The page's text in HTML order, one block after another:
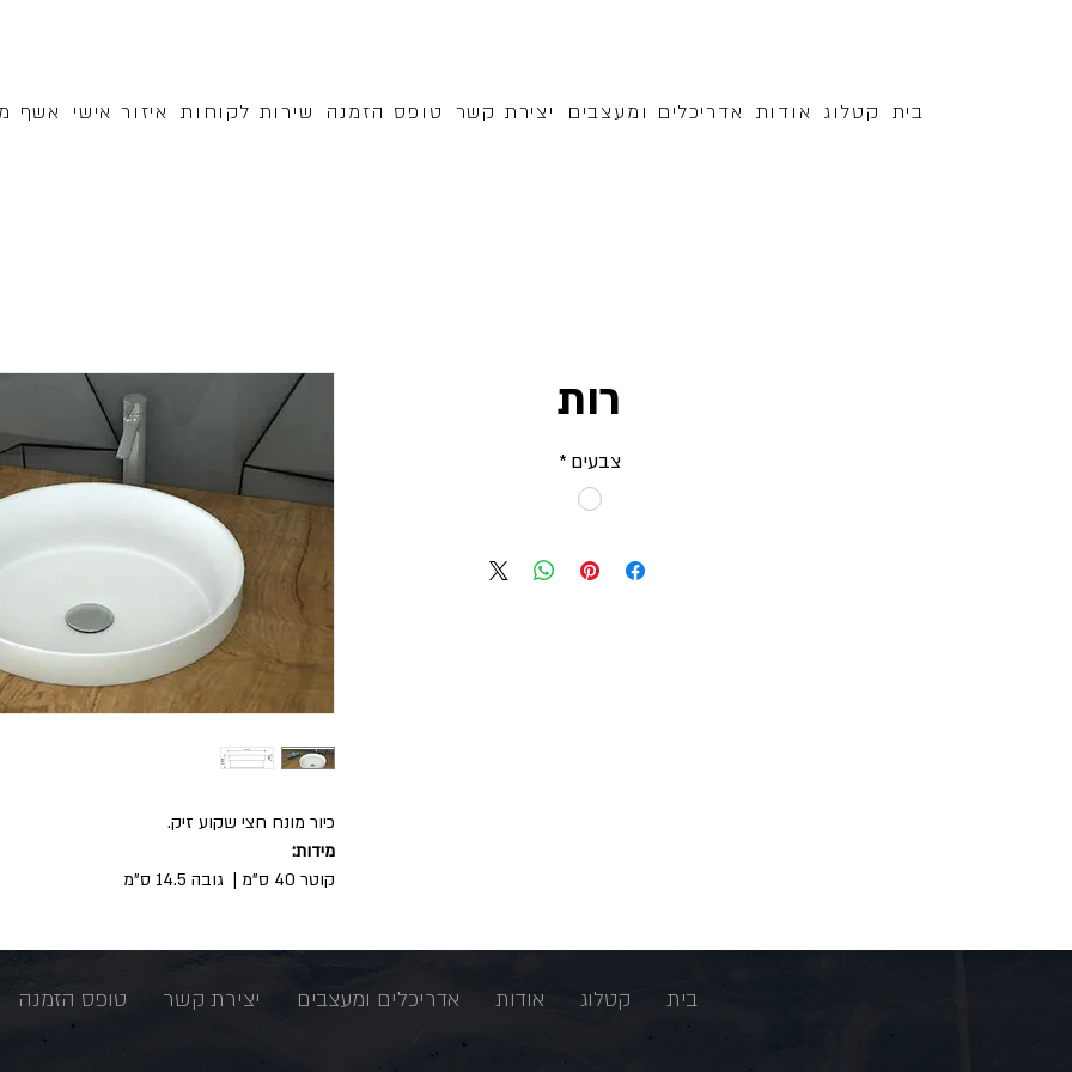
בית קטלוג אודות אדריכלים ומעצבים יצירת קשר טופס הזמנה שירות לקוחות איזור אישי אשף
כיור מונח חצי שקוע זיק.
מידות:
קוטר 40 ס"מ | גובה 14.5 ס"מ
רות
צבעים *
בית קטלוג אודות אדריכלים ומעצבים יצירת קשר טופס הזמנה